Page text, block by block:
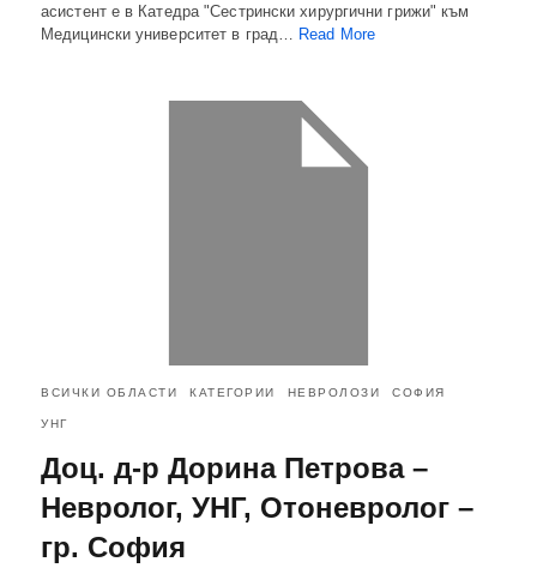
асистент е в Катедра "Сестрински хирургични грижи" към
Медицински университет в град…
Read More
ВСИЧКИ ОБЛАСТИ КАТЕГОРИИ НЕВРОЛОЗИ СОФИЯ
УНГ
Доц. д-р Дорина Петрова –
Невролог, УНГ, Отоневролог –
гр. София